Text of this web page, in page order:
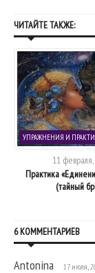
ЧИТАЙТЕ ТАКЖЕ:
УПРАЖНЕНИЯ И
11
Практика
(тайный
6 КОММЕНТАРИЕВ
Antonina 17 июля,